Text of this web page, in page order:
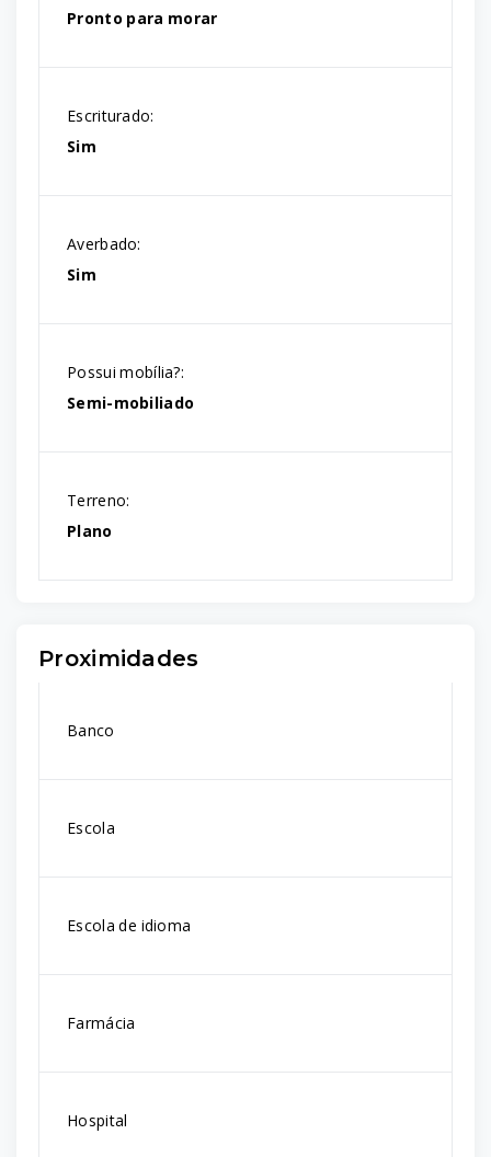
Pronto para morar
Escriturado:
Sim
Averbado:
Sim
Possui mobília?:
Semi-mobiliado
Terreno:
Plano
Proximidades
Banco
Escola
Escola de idioma
Farmácia
Hospital